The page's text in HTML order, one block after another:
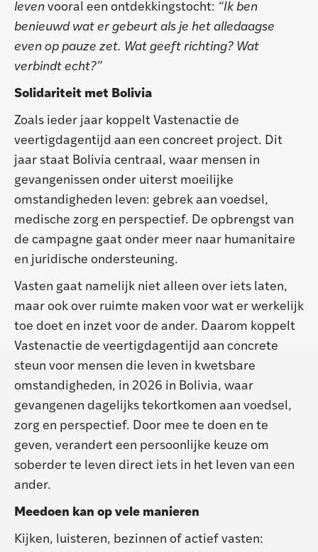
leven vooral een ontdekkingstocht: “Ik ben
benieuwd wat er gebeurt als je het alledaagse
even op pauze zet. Wat geeft richting? Wat
verbindt echt?”
Solidariteit met Bolivia
Zoals ieder jaar koppelt Vastenactie de
veertigdagentijd aan een concreet project. Dit
jaar staat Bolivia centraal, waar mensen in
gevangenissen onder uiterst moeilijke
omstandigheden leven: gebrek aan voedsel,
medische zorg en perspectief. De opbrengst van
de campagne gaat onder meer naar humanitaire
en juridische ondersteuning.
Vasten gaat namelijk niet alleen over iets laten,
maar ook over ruimte maken voor wat er werkelijk
toe doet en inzet voor de ander. Daarom koppelt
Vastenactie de veertigdagentijd aan concrete
steun voor mensen die leven in kwetsbare
omstandigheden, in 2026 in Bolivia, waar
gevangenen dagelijks tekortkomen aan voedsel,
zorg en perspectief. Door mee te doen en te
geven, verandert een persoonlijke keuze om
soberder te leven direct iets in het leven van een
ander.
Meedoen kan op vele manieren
Kijken, luisteren, bezinnen of actief vasten: